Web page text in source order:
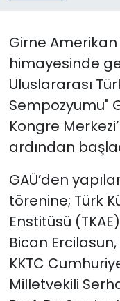
Girne Amerikan
himayesinde
Uluslararası
Sempozyumu"
Kongre
ardından
GAÜ’den
törenine; Türk
Enstitüsü
Bican
KKTC
Milletvekili
Spor
TÜRKiYE
YAŞAM
Yazarlar